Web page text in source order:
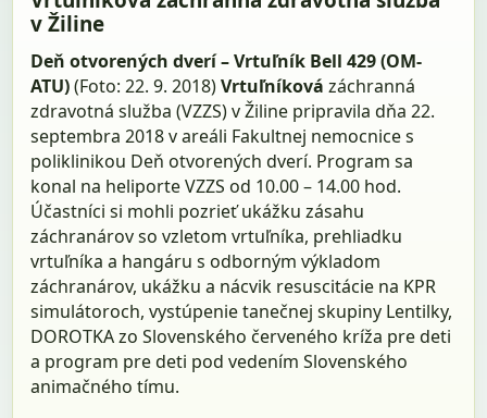
v Žiline
Deň otvorených dverí – Vrtuľník Bell 429 (OM-
ATU)(Foto: 22. 9. 2018)Vrtuľníková záchranná
zdravotná služba (VZZS) v Žiline pripravila dňa 22.
septembra 2018 v areáli Fakultnej nemocnice s
poliklinikou Deň otvorených dverí. Program sa
konal na heliporte VZZS od 10.00 – 14.00 hod.
Účastníci si mohli pozrieť ukážku zásahu
záchranárov so vzletom vrtuľníka, prehliadku
vrtuľníka a hangáru s odborným výkladom
záchranárov, ukážku a nácvik resuscitácie na KPR
simulátoroch, vystúpenie tanečnej skupiny Lentilky,
DOROTKA zo Slovenského červeného kríža pre deti
a program pre deti pod vedením Slovenského
animačného tímu.